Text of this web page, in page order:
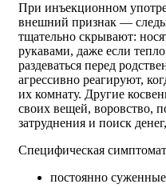
При инъекционном
внешний признак —
тщательно скрывают:
рукавами, даже если
раздеваться перед
агрессивно реагируют,
их комнату. Другие
своих вещей, воровство,
затруднения и поиск
Специфическая
постоянно